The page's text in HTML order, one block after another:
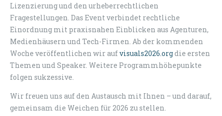
Lizenzierung und den urheberrechtlichen
Fragestellungen. Das Event verbindet rechtliche
Einordnung mit praxisnahen Einblicken aus Agenturen,
Medienhäusern und Tech-Firmen. Ab der kommenden
Woche veröffentlichen wir aufvisuals2026.orgdie ersten
Themen und Speaker. Weitere Programmhöhepunkte
folgen sukzessive.
Wir freuen uns auf den Austausch mit Ihnen – und darauf,
gemeinsam die Weichen für 2026 zu stellen.